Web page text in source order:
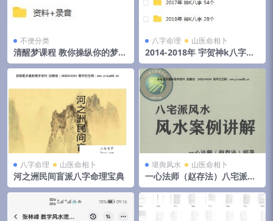
不便分类
清醒梦课程 教你操纵你的梦境
视频+音频+文档 移动云盘下载
八字命理 山医命相卜
2014-2018年 宇贺神k八字合
集 夸克网盘下载
八字命理 山医命相卜
河之洲民间盲派八字命理宝典
堪舆风水 山医命相卜
一心法师（赵存法）八宅派风
水案例讲解